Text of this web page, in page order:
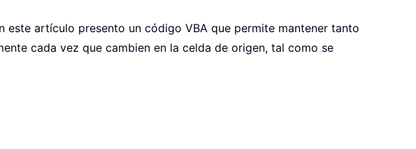
este artículo presento un código VBA que permite mantener tanto
cada vez que cambien en la celda de origen, tal como se